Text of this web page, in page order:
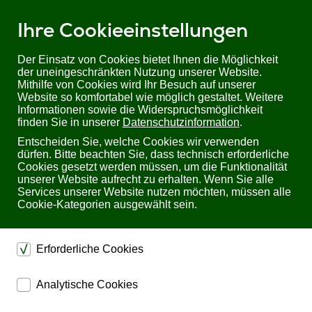
Ihre Cookieeinstellungen
Der Einsatz von Cookies bietet Ihnen die Möglichkeit
der uneingeschränkten Nutzung unserer Website.
Mithilfe von Cookies wird Ihr Besuch auf unserer
Website so komfortabel wie möglich gestaltet. Weitere
Informationen sowie die Widerspruchsmöglichkeit
finden Sie in unserer Datenschutzinformation.
Entscheiden Sie, welche Cookies wir verwenden
dürfen. Bitte beachten Sie, dass technisch erforderliche
Cookies gesetzt werden müssen, um die Funktionalität
unserer Website aufrecht zu erhalten. Wenn Sie alle
Services unserer Website nutzen möchten, müssen alle
Cookie-Kategorien ausgewählt sein.
Erforderliche Cookies
dienen dem technischen einwandfreien Betrieb unserer
Website.
Analytische Cookies
Sie befinden sich hier:Startseite Produkte
KVM
KVM Desktop-Switches
USB-C
Professionelle USB-C KVM
Desktop-Switches
USB-C KVM Dock Switches
ermöglichen es,mehrere Computer mit USB-C-
Anschluss
– über eben diesen einen USB-C Port –
einer Tastatur, einer Maus und und einem Monitor zu
KVM Switcheskann zwischen den angeschlossenen
USB-C Computern hin- und herschalten werden